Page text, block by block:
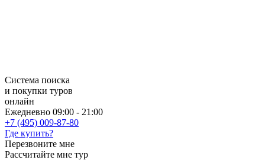
Система поиска
и покупки туров
онлайн
Ежедневно 09:00 - 21:00
+7 (495) 009-87-80
Где купить?
Перезвоните мне
Рассчитайте мне тур